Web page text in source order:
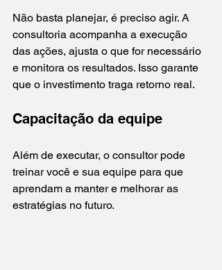
Não basta planejar, é preciso agir. A
consultoria acompanha a execução
das ações, ajusta o que for necessário
e monitora os resultados. Isso garante
que o investimento traga retorno real.
Capacitação da equipe
Além de executar, o consultor pode
treinar você e sua equipe para que
aprendam a manter e melhorar as
estratégias no futuro.